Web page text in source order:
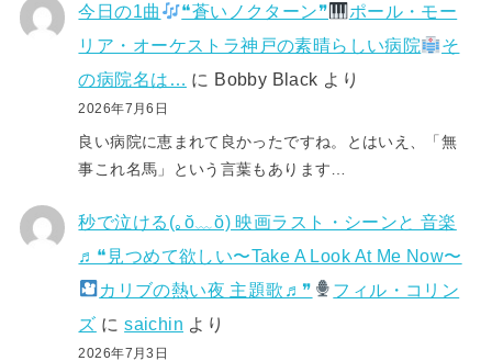
今日の1曲 ❝蒼いノクターン❞
ポール・モー
リア・オーケストラ神戸の素晴らしい病院
そ
の病院名は… に Bobby Black より
2026年7月6日
良い病院に恵まれて良かったですね。とはいえ、「無
事これ名馬」という言葉もあります…
秒で泣ける(⁠｡⁠ŏ⁠﹏⁠ŏ⁠) 映画ラスト・シーンと 音楽
♬❝見つめて欲しい〜Take A Look At Me Now〜
カリブの熱い夜 主題歌♬❞
フィル・コリン
ズ にsaichin より
2026年7月3日